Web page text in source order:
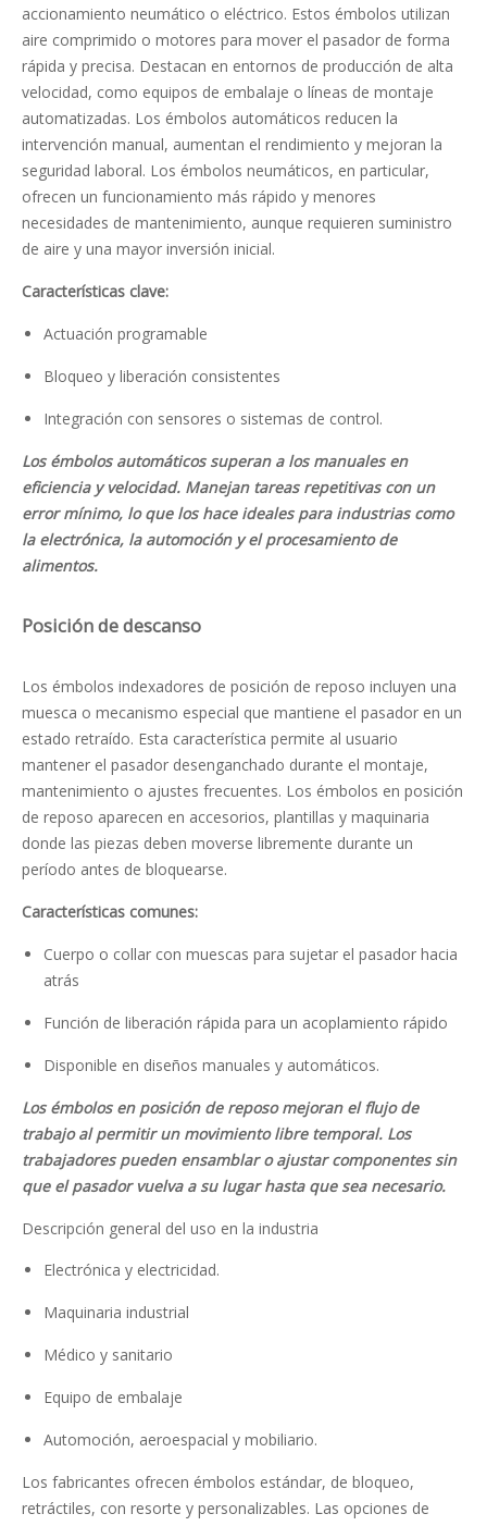
accionamiento neumático o eléctrico. Estos émbolos utilizan
aire comprimido o motores para mover el pasador de forma
rápida y precisa. Destacan en entornos de producción de alta
velocidad, como equipos de embalaje o líneas de montaje
automatizadas. Los émbolos automáticos reducen la
intervención manual, aumentan el rendimiento y mejoran la
seguridad laboral. Los émbolos neumáticos, en particular,
ofrecen un funcionamiento más rápido y menores
necesidades de mantenimiento, aunque requieren suministro
de aire y una mayor inversión inicial.
Características clave:
Actuación programable
Bloqueo y liberación consistentes
Integración con sensores o sistemas de control.
Los émbolos automáticos superan a los manuales en
eficiencia y velocidad. Manejan tareas repetitivas con un
error mínimo, lo que los hace ideales para industrias como
la electrónica, la automoción y el procesamiento de
alimentos.
Posición de descanso
Los émbolos indexadores de posición de reposo incluyen una
muesca o mecanismo especial que mantiene el pasador en un
estado retraído. Esta característica permite al usuario
mantener el pasador desenganchado durante el montaje,
mantenimiento o ajustes frecuentes. Los émbolos en posición
de reposo aparecen en accesorios, plantillas y maquinaria
donde las piezas deben moverse libremente durante un
período antes de bloquearse.
Características comunes:
Cuerpo o collar con muescas para sujetar el pasador hacia
atrás
Función de liberación rápida para un acoplamiento rápido
Disponible en diseños manuales y automáticos.
Los émbolos en posición de reposo mejoran el flujo de
trabajo al permitir un movimiento libre temporal. Los
trabajadores pueden ensamblar o ajustar componentes sin
que el pasador vuelva a su lugar hasta que sea necesario.
Descripción general del uso en la industria
Electrónica y electricidad.
Maquinaria industrial
Médico y sanitario
Equipo de embalaje
Automoción, aeroespacial y mobiliario.
Los fabricantes ofrecen émbolos estándar, de bloqueo,
retráctiles, con resorte y personalizables. Las opciones de